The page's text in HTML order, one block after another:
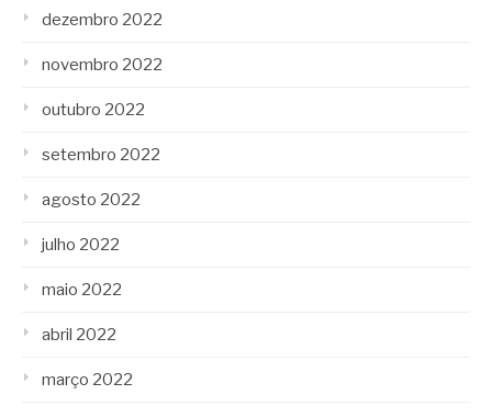
dezembro 2022
novembro 2022
outubro 2022
setembro 2022
agosto 2022
julho 2022
maio 2022
abril 2022
março 2022